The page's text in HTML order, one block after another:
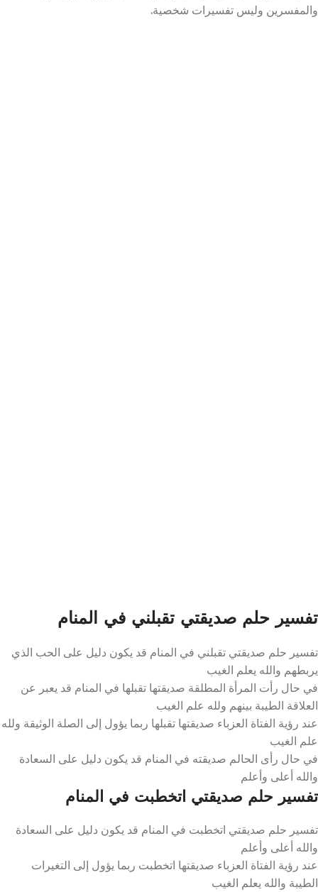
والمفسرين وليس تفسيرات شخصية.
تفسير حلم صديقتي تقبلني في المنام
تفسير حلم صديقتي تقبلني في المنام قد يكون دليل على الحب الذي
يربطهم والله يعلم الغيب
في حال رأت المرأة المطلقة صديقتها تقبلها في المنام قد يعبر عن
العلاقة الطيبة بينهم ولله علم الغيب
عند رؤية الفتاة العزباء صديقتها تقبلها ربما يؤول إلى الصلة الوثيقة ولله
علم الغيب
في حال رأى الحالم صديقته في المنام قد يكون دليل على السعادة
والله أعلى وأعلم
تفسير حلم صديقتي اتخطبت في المنام
تفسير حلم صديقتي اتخطبت في المنام قد يكون دليل على السعادة
والله أعلى وأعلم
عند رؤية الفتاة العزباء صديقتها اتخطبت ربما يؤول إلى التغيرات
الطيبة والله يعلم الغيب